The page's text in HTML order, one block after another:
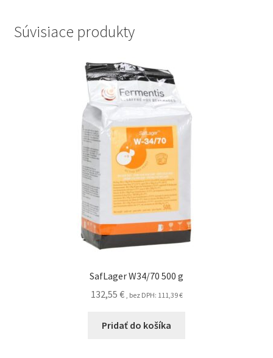
Súvisiace produkty
SafLager W34/70 500 g
132,55 € , bez DPH: 111,39€
Pridať do košíka